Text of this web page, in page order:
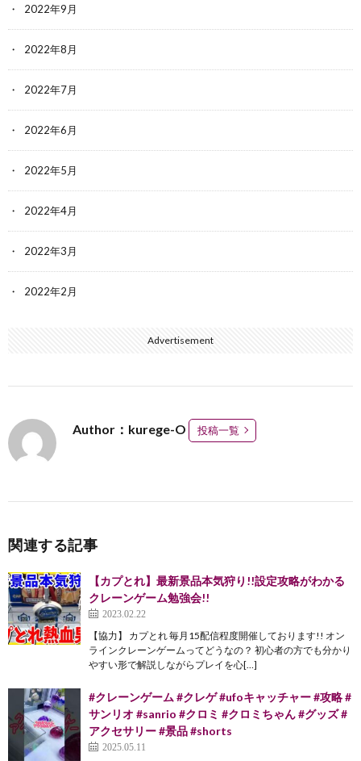
2022年9月
2022年8月
2022年7月
2022年6月
2022年5月
2022年4月
2022年3月
2022年2月
Advertisement
Author：kurege-O 投稿一覧
関連する記事
【カプとれ】最新景品本気狩り!!設定攻略がわかる
クレーンゲーム勉強会!!
2023.02.22
【協力】 カプとれ 毎月15配信程度開催しております!! オン
ラインクレーンゲームってどうなの？ 初心者の方でも分かり
やすい形で解説しながらプレイを心[…]
#クレーンゲーム #クレゲ #ufoキャッチャー #攻略 #
サンリオ #sanrio #クロミ #クロミちゃん #グッズ #
アクセサリー #景品 #shorts
2025.05.11